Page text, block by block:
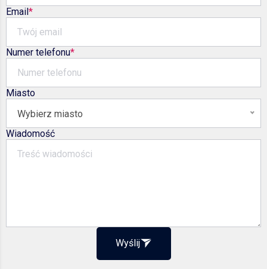
Email
Numer telefonu
Miasto
Wybierz miasto
Wiadomość
Wyślij